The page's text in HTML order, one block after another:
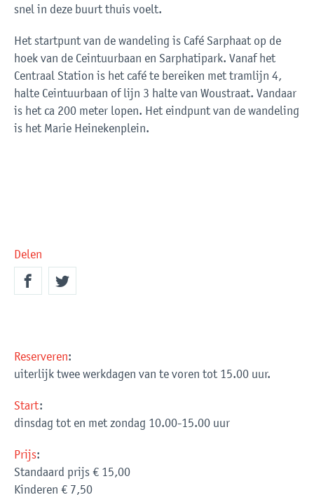
snel in deze buurt thuis voelt.
Het startpunt van de wandeling is Café Sarphaat op de
hoek van de Ceintuurbaan en Sarphatipark. Vanaf het
Centraal Station is het café te bereiken met tramlijn 4,
halte Ceintuurbaan of lijn 3 halte van Woustraat. Vandaar
is het ca 200 meter lopen. Het eindpunt van de wandeling
is het Marie Heinekenplein.
Delen
Reserveren:
uiterlijk twee werkdagen van te voren tot 15.00 uur.
Start:
dinsdag tot en met zondag 10.00-15.00 uur
Prijs:
Standaard prijs € 15,00
Kinderen € 7,50